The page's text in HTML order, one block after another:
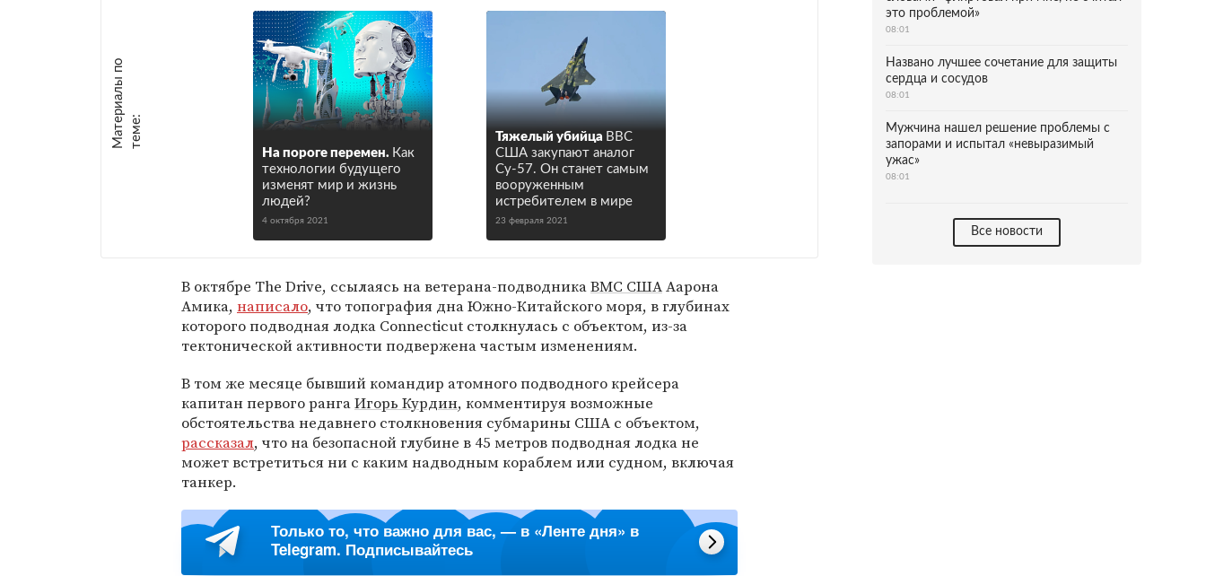
М
а
т е
р
и
а
л
ы
п
о
т
е
м
е :
На пороге перемен. Как
технологии будущего
изменят мир и жизнь
людей?
4 октября 2021
Тяжелый убийца ВВС
США закупают аналог
Су-57. Он станет самым
вооруженным
истребителем в мире
23 февраля 2021
В октябре The Drive, ссылаясь на ветерана-подводникаВМС СШААарона
Амика, написало, что топография дна Южно-Китайского моря, в глубинах
которого подводная лодка Connecticut столкнулась с объектом, из-за
тектонической активности подвержена частым изменениям.
В том же месяце бывший командир атомного подводного крейсера
капитан первого рангаИгорь Курдин, комментируя возможные
обстоятельства недавнего столкновения субмарины США с объектом,
рассказал, что на безопасной глубине в 45 метров подводная лодка не
может встретиться ни с каким надводным кораблем или судном, включая
танкер.
Только то, что важно для вас, — в «Ленте дня» в
Telegram. Подписывайтесь
это проблемой»
08:01
Названо лучшее сочетание для защиты
сердца и сосудов
08:01
Мужчина нашел решение проблемы с
запорами и испытал «невыразимый
ужас»
08:01
Все новости